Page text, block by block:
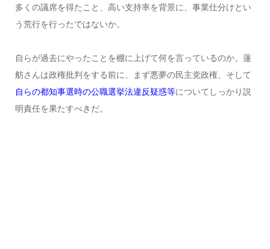
多くの議席を得たこと、高い支持率を背景に、事業仕分けとい
う荒行を行ったではないか。
自らが過去にやったことを棚に上げて何を言っているのか。蓮
舫さんは政権批判をする前に、まず悪夢の民主党政権、そして
自らの都知事選時の公職選挙法違反疑惑等についてしっかり説
明責任を果たすべきだ。